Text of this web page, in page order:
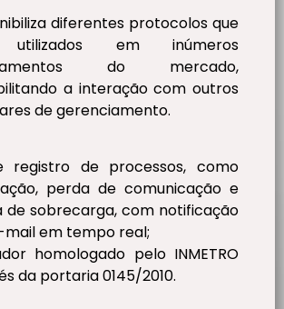
diferentes protocolos que
em inúmeros
do mercado,
a interação com outros
de gerenciamento.
registro de processos, como
perda de comunicação e
de sobrecarga, com notificação
em tempo real;
homologado pelo INMETRO
da portaria 0145/2010.